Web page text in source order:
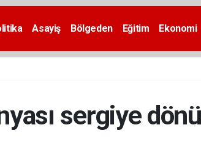
Asayiş Bölgeden Eğitim Ekonomi
sergiye